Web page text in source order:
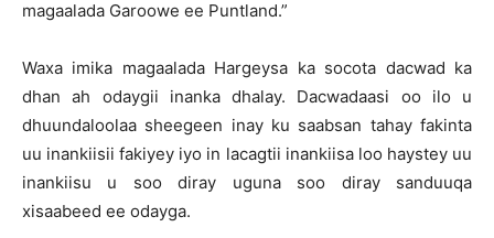
magaalada Garoowe ee Puntland.”
Waxa imika magaalada Hargeysa ka socota dacwad ka
dhan ah odaygii inanka dhalay. Dacwadaasi oo ilo u
dhuundaloolaa sheegeen inay ku saabsan tahay fakinta
uu inankiisii fakiyey iyo in lacagtii inankiisa loo haystey uu
inankiisu u soo diray uguna soo diray sanduuqa
xisaabeed ee odayga.